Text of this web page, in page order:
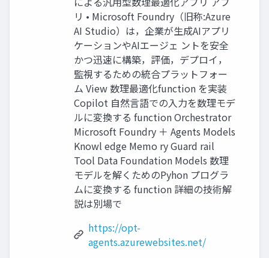
リ • Microsoft Foundry（旧称:Azure
AI Studio）は，企業が生成AIアプリ
ケーションやAIエージェ ントを安全
かつ迅速に構築，評価，デプロイ，
監視するための統合プラットフォー
ム View 数理最適化function を実装
Copilot 自然言語での入力を数理モデ
ルに変換する function Orchestrator
Microsoft Foundry ＋ Agents Models
Knowl edge Memo ry Guard rail
Tool Data Foundation Models 数理
モデルを解くためのPyhon プログラ
ムに変換する function 詳細の技術解
説は別場で
https://opt-
agents.azurewebsites.net/